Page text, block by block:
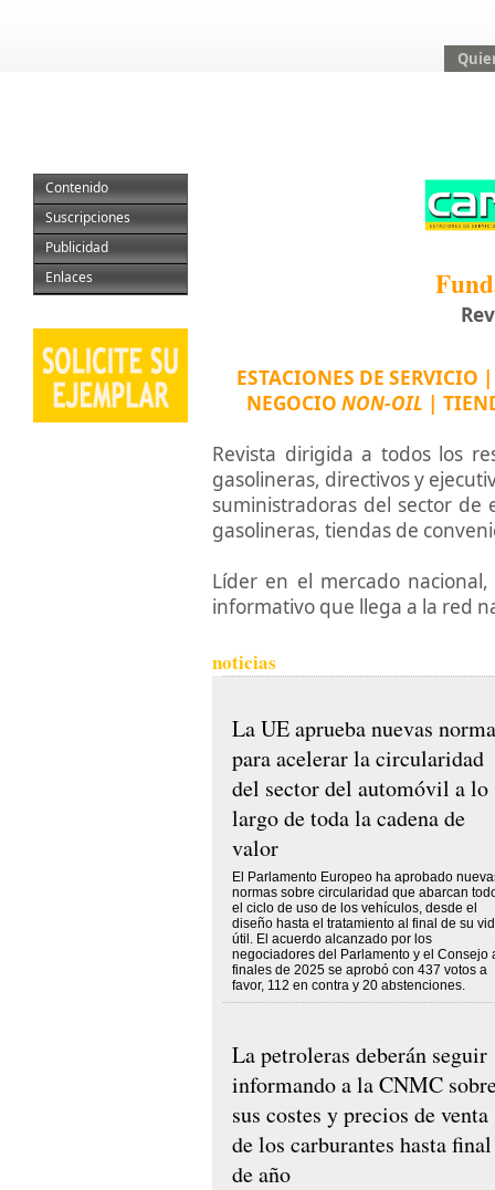
Contenido
Suscripciones
Publicidad
Enlaces
ESTACIONES DE SERVICIO
NEGOCIO NON-OIL |
Revista dirigida a todos los
gasolineras, directivos y
suministradoras del sector de
gasolineras, tiendas de
Líder en el mercado
informativo que llega a la red
noticias
La UE aprueba nuevas
para acelerar la circularidad
del sector del automóvil a lo
largo de toda la cadena de
valor
El Parlamento Europeo ha aprobado
normas sobre circularidad que abarcan
el ciclo de uso de los vehículos, desde el
diseño hasta el tratamiento al final de su
útil. El acuerdo alcanzado por los
negociadores del Parlamento y el Consejo
finales de 2025 se aprobó con 437 votos a
favor, 112 en contra y 20 abstenciones.
La petroleras deberán seguir
informando a la CNMC
sus costes y precios de venta
de los carburantes hasta final
de año